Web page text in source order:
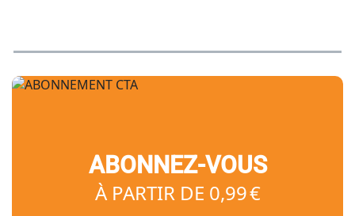
ABONNEZ-VOUS
À PARTIR DE 0,99 €